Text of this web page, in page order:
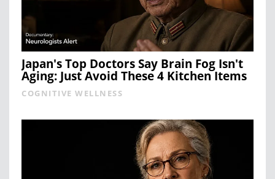
Japan's Top Doctors Say Bra​in Fo​g Isn't
Aging: Just Avoid These 4 Kitchen Items
COGNITIVE WELLNESS